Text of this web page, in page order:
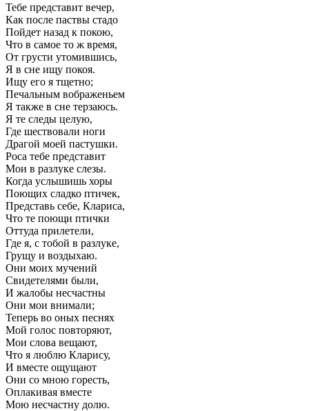
Тебе представит вечер,
Как после паствы стадо
Пойдет назад к покою,
Что в самое то ж время,
От грусти утомившись,
Я в сне ищу покоя.
Ищу его я тщетно;
Печальным вображеньем
Я также в сне терзаюсь.
Я те следы целую,
Где шествовали ноги
Драгой моей пастушки.
Роса тебе представит
Мои в разлуке слезы.
Когда услышишь хоры
Поющих сладко птичек,
Представь себе, Клариса,
Что те поющи птички
Оттуда прилетели,
Где я, с тобой в разлуке,
Грущу и воздыхаю.
Они моих мучений
Свидетелями были,
И жалобы несчастны
Они мои внимали;
Теперь во оных песнях
Мой голос повторяют,
Мои слова вещают,
Что я люблю Кларису,
И вместе ощущают
Они со мною горесть,
Оплакивая вместе
Мою несчастну долю.